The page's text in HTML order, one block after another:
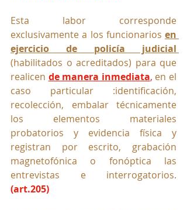
Esta labor corresponde
exclusivamente a los funcionarios en
(habilitados o acreditados) para que
realicen de manera inmediata, en el
caso particular :identificación,
recolección, embalar técnicamente
los elementos materiales
probatorios y evidencia física y
registran por escrito, grabación
magnetofónica o fonóptica las
(art.205)